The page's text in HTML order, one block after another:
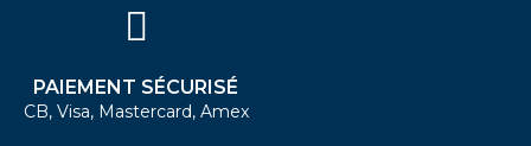
PAIEMENT SÉCURISÉ
CB, Visa, Mastercard, Amex